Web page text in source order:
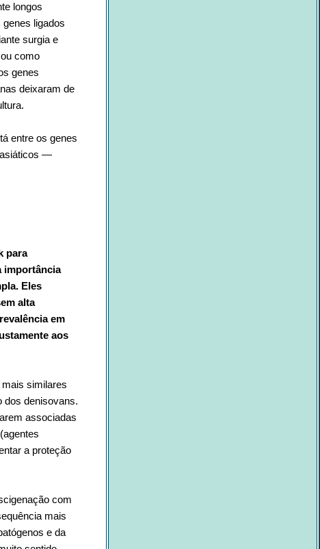
longos
ligados
surgia e
como
genes
deixaram de
entre os genes
asiáticos —
para
importância
Eles
alta
em
aos
similares
dos denisovans.
associadas
a proteção
com
mais
e da